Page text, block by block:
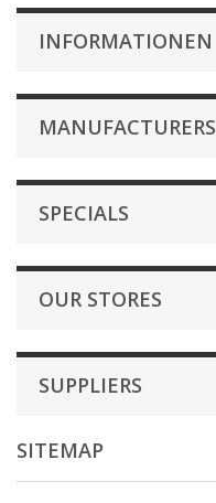
INFORMATIONEN
MANUFACTURERS
SPECIALS
OUR STORES
SUPPLIERS
SITEMAP